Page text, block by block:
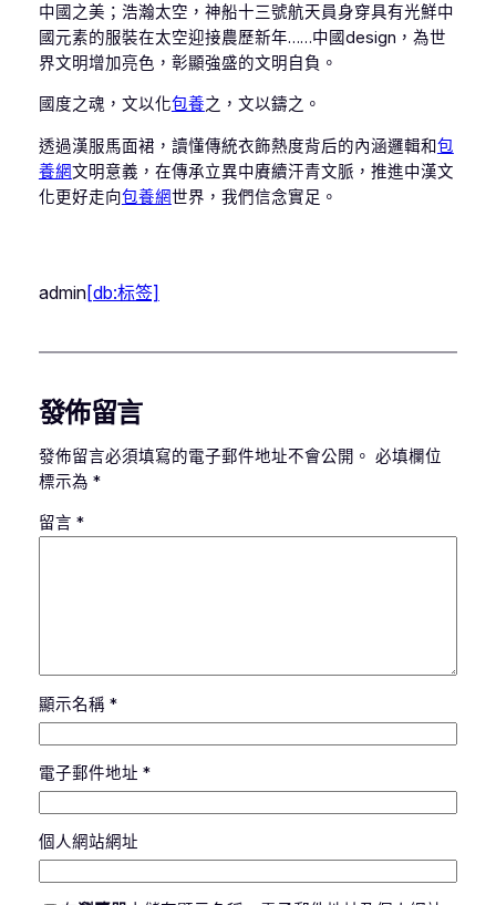
中國之美；浩瀚太空，神船十三號航天員身穿具有光鮮中
國元素的服裝在太空迎接農歷新年……中國design，為世
界文明增加亮色，彰顯強盛的文明自負。
國度之魂，文以化包養之，文以鑄之。
透過漢服馬面裙，讀懂傳統衣飾熱度背后的內涵邏輯和包
養網文明意義，在傳承立異中賡續汗青文脈，推進中漢文
化更好走向包養網世界，我們信念實足。
admin[db:标签]
發佈留言
發佈留言必須填寫的電子郵件地址不會公開。 必填欄位
標示為 *
留言 *
顯示名稱 *
電子郵件地址 *
個人網站網址